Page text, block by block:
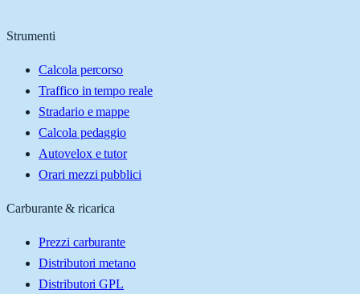
Strumenti
Calcola percorso
Traffico in tempo reale
Stradario e mappe
Calcola pedaggio
Autovelox e tutor
Orari mezzi pubblici
Carburante & ricarica
Prezzi carburante
Distributori metano
Distributori GPL